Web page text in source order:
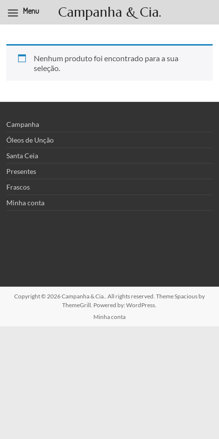
conteúdo
Nenhum produto foi encontrado para a sua
seleção.
Campanha
Óleos de Unção
Santa Ceia
Presentes
Frascos
Minha conta
Copyright © 2026Campanha & Cia.. All rights reserved. ThemeSpaciousby
ThemeGrill. Powered by:WordPress.
Minha conta
Menu Campanha & Cia.